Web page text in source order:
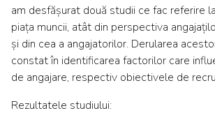
am desfășurat două studii ce fac referire
piața muncii, atât din perspectiva
și din cea a angajatorilor. Derularea
constat în identificarea factorilor care
de angajare, respectiv obiectivele de
Rezultatele studiului: